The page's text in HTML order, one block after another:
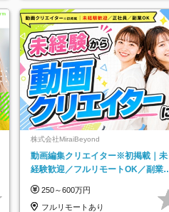
株式会社MiraiBeyond
動画編集クリエイター※初掲載｜未
経験歓迎／フルリモートOK／副業O
250～600万円
フルリモートあり